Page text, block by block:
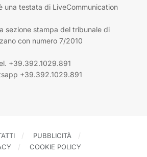
una testata di LiveCommunication
sezione stampa del tribunale di
con numero 7/2010
+39.392.1029.891
+39.392.1029.891
PUBBLICITÀ
COOKIE POLICY